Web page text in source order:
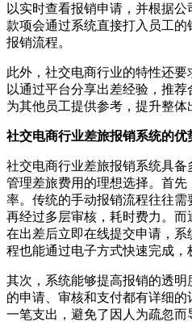
以实时查看报销申请，并根据
款项会通过系统直接打入员工
报销流程。
此外，社交电商行业的特性还
以通过平台分享出差经验，推
为其他员工提供参考，提升整体
社交电商行业差旅报销系统的优
社交电商行业差旅报销系统具
管理差旅费用的理想选择。首
率。传统的手动报销流程往往需
再经过多层审核，耗时费力。
在出差后立即在线提交申请，
程也能通过电子方式快速完成，
其次，系统能够提高报销的透
的申请、审核和支付都有详细
一笔支出，避免了因人为疏忽